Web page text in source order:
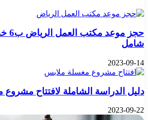
شامل
2023-09-14
دليل الدراسة الشاملة لافتتاح
2023-09-22